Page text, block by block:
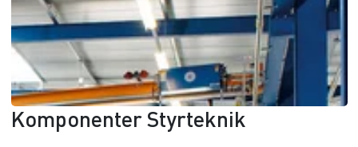
Komponenter Styrteknik